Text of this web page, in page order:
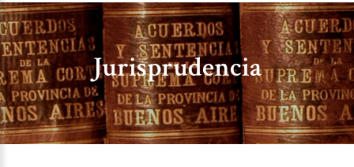
Jurisprudencia